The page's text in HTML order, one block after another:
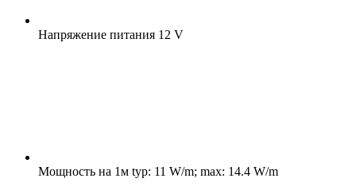
Напряжение питания 12 V
Мощность на 1м typ: 11 W/m; max: 14.4 W/m